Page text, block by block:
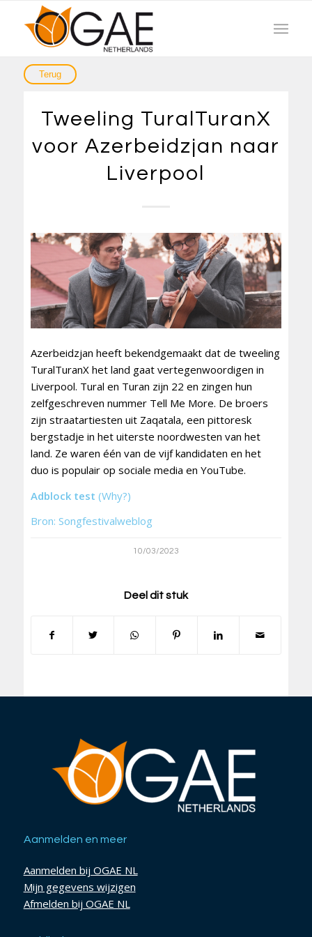
Tweeling TuralTuranX
voor Azerbeidzjan naar
Liverpool
Azerbeidzjan heeft bekendgemaakt dat de tweeling
TuralTuranX het land gaat vertegenwoordigen in
Liverpool. Tural en Turan zijn 22 en zingen hun
zelfgeschreven nummer Tell Me More. De broers
zijn straatartiesten uit Zaqatala, een pittoresk
bergstadje in het uiterste noordwesten van het
land. Ze waren één van de vijf kandidaten en het
duo is populair op sociale media en YouTube.
Adblock test (Why?)
Bron: Songfestivalweblog
10/03/2023
Deel dit stuk
Aanmelden en meer
Aanmelden bij OGAE NL
Mijn gegevens wijzigen
Afmelden bij OGAE NL